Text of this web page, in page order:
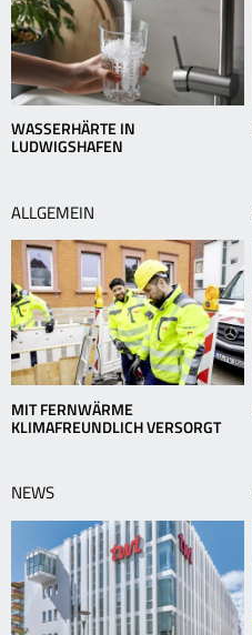
WASSERHÄRTE IN
LUDWIGSHAFEN
ALLGEMEIN
MIT FERNWÄRME
KLIMAFREUNDLICH VERSORGT
NEWS